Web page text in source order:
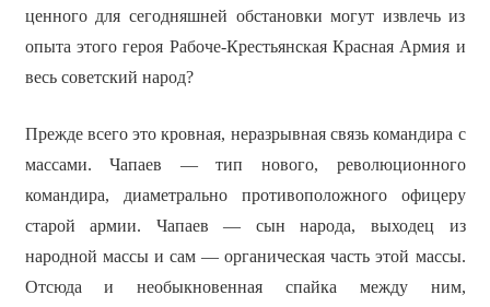
ценного для сегодняшней обстановки могут извлечь из
опыта этого героя Рабоче-Крестьянская Красная Армия и
весь советский народ?
Прежде всего это кровная, неразрывная связь командира с
массами. Чапаев — тип нового, революционного
командира, диаметрально противоположного офицеру
старой армии. Чапаев — сын народа, выходец из
народной массы и сам — органическая часть этой массы.
Отсюда и необыкновенная спайка между ним,